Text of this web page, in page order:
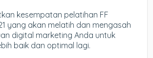
kesempatan pelatihan FF
yang akan melatih dan mengasah
digital marketing Anda untuk
baik dan optimal lagi.